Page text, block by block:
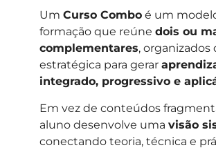
Um Curso Comboé um
formação que reúne dois ou
complementares, organizados
estratégica para gerar
integrado, progressivo e
Em vez de conteúdos
aluno desenvolve uma visão
conectando teoria, técnica e